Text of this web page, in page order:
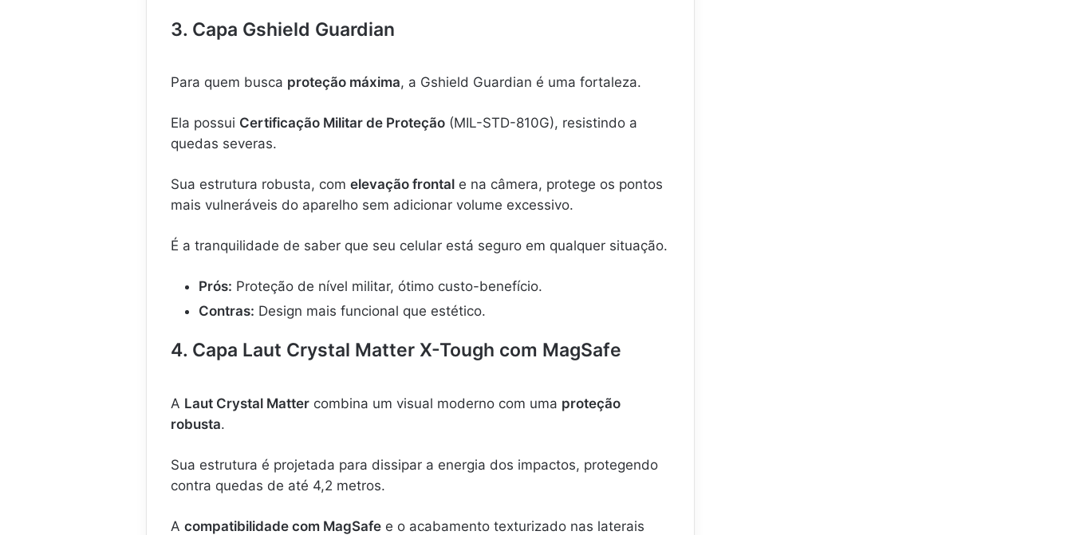
3. Capa Gshield Guardian
Para quem busca proteção máxima, a Gshield Guardian é uma fortaleza.
Ela possui Certificação Militar de Proteção (MIL-STD-810G), resistindo a
quedas severas.
Sua estrutura robusta, com elevação frontal e na câmera, protege os pontos
mais vulneráveis do aparelho sem adicionar volume excessivo.
É a tranquilidade de saber que seu celular está seguro em qualquer situação.
Prós: Proteção de nível militar, ótimo custo-benefício.
Contras: Design mais funcional que estético.
4. Capa Laut Crystal Matter X-Tough com MagSafe
A Laut Crystal Matter combina um visual moderno com uma proteção
robusta.
Sua estrutura é projetada para dissipar a energia dos impactos, protegendo
contra quedas de até 4,2 metros.
A compatibilidade com MagSafe e o acabamento texturizado nas laterais